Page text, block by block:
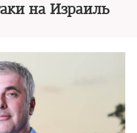
на Израиль